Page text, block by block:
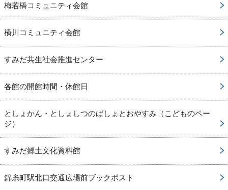
梅若橋コミュニティ会館
横川コミュニティ会館
すみだ共生社会推進センター
各館の開館時間・休館日
としょかん・としょしつのばしょとおやすみ（こどものペー
ジ）
すみだ郷土文化資料館
錦糸町駅北口交通広場前ブックポスト